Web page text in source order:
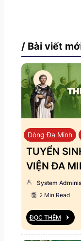
/ Bài viết
Dòng Đa Minh
TUYỂN
VIỆN ĐA
System
2 Min Read
ĐỌC THÊM